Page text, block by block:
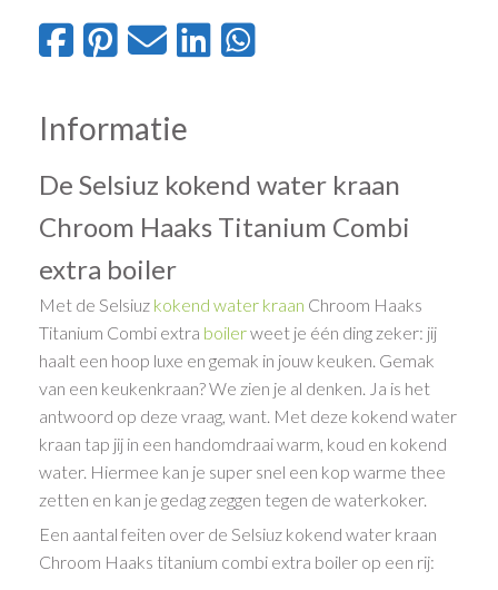
Informatie
De Selsiuz kokend water kraan
Chroom Haaks Titanium Combi
extra boiler
Met de Selsiuz kokend water kraan Chroom Haaks
Titanium Combi extra boilerweet je één ding zeker: jij
haalt een hoop luxe en gemak in jouw keuken. Gemak
van een keukenkraan? We zien je al denken. Ja is het
antwoord op deze vraag, want. Met deze kokend water
kraan tap jij in een handomdraai warm, koud en kokend
water. Hiermee kan je super snel een kop warme thee
zetten en kan je gedag zeggen tegen de waterkoker.
Een aantal feiten over de Selsiuz kokend water kraan
Chroom Haaks titanium combi extra boiler op een rij: